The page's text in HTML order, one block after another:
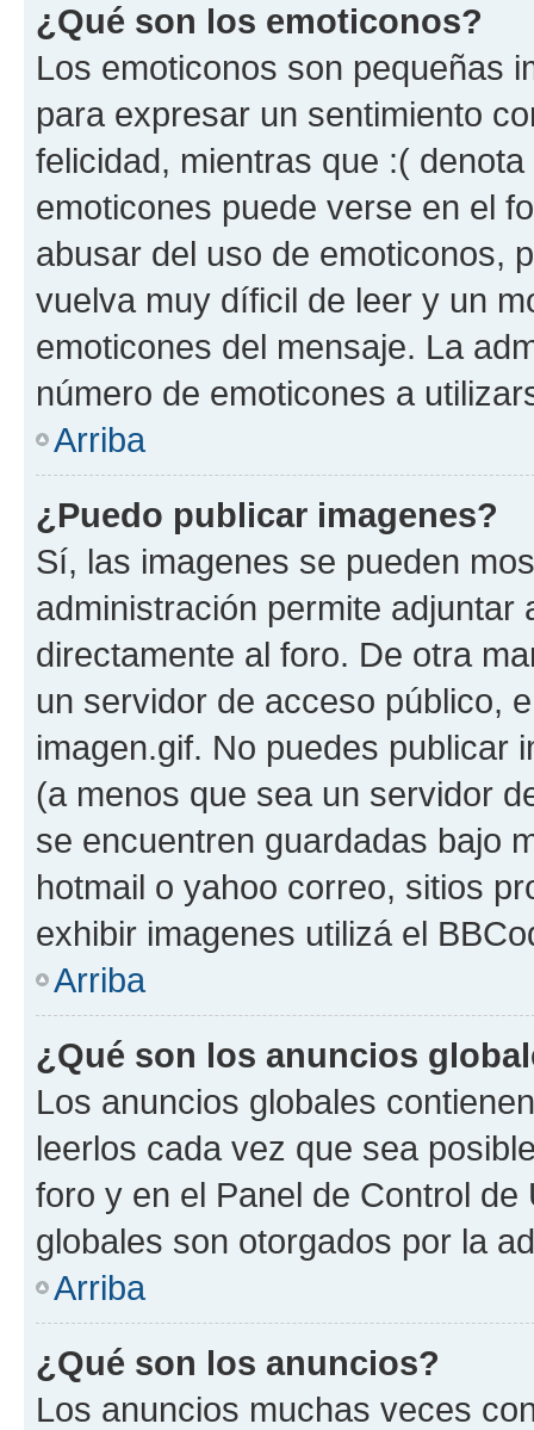
¿Qué son los emoticonos?
Los emoticonos son pequeñas
para expresar un sentimiento
felicidad, mientras que :(
emoticones puede verse en el
abusar del uso de emoticonos,
vuelva muy díficil de leer y un
emoticones del mensaje. La
número de emoticones a
Arriba
¿Puedo publicar imagenes?
Sí, las imagenes se pueden
administración permite
directamente al foro. De otra
un servidor de acceso público,
imagen.gif. No puedes publicar
(a menos que sea un servidor
se encuentren guardadas bajo
hotmail o yahoo correo, sitios
exhibir imagenes utilizá el
Arriba
¿Qué son los anuncios
Los anuncios globales
leerlos cada vez que sea
foro y en el Panel de Control
globales son otorgados por la
Arriba
¿Qué son los anuncios?
Los anuncios muchas veces